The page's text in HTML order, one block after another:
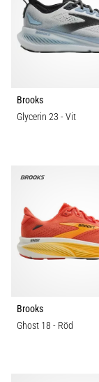
Brooks
Glycerin 23 - Vit
Brooks
Ghost 18 - Röd